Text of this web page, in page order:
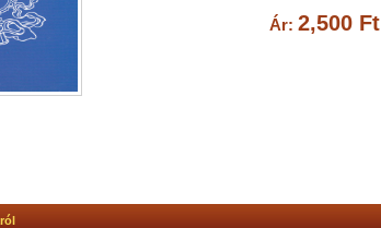
Ár: 2,500 Ft